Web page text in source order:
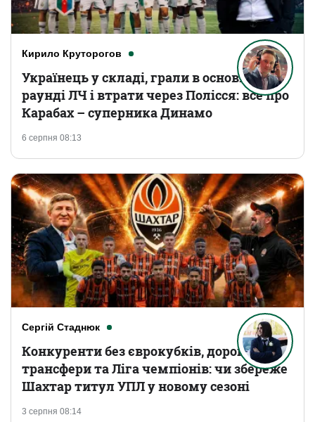
Кирило Круторогов
6 серпня 08:13
Українець у складі, грали в основному
раунді ЛЧ і втрати через Полісся: все про
Карабах – суперника Динамо
Сергій Стаднюк
3 серпня 08:14
Конкуренти без єврокубків, дорогі
трансфери та Ліга чемпіонів: чи збереже
Шахтар титул УПЛ у новому сезоні